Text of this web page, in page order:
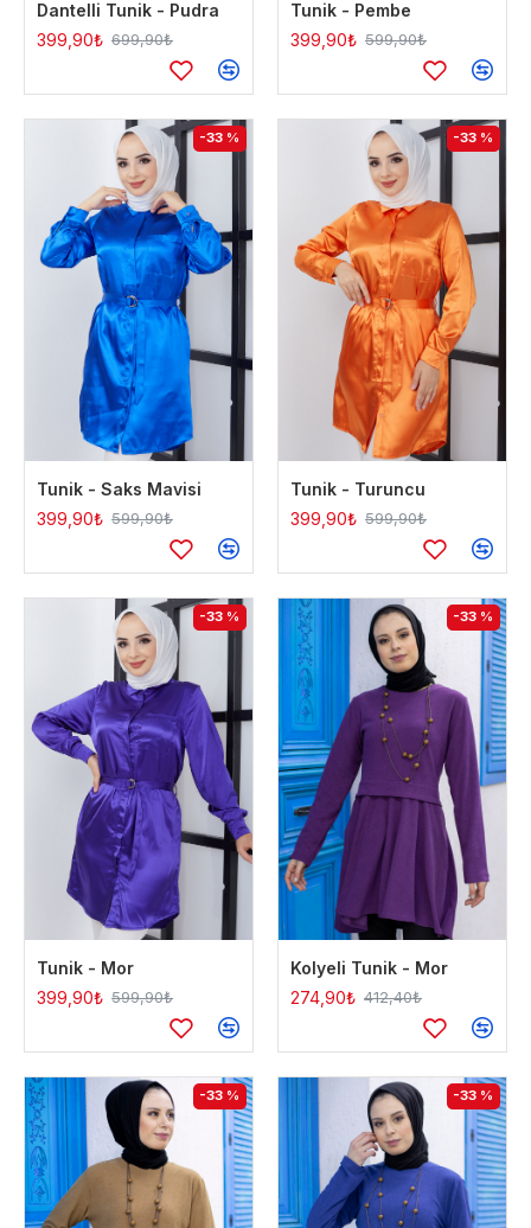
Dantelli Tunik - Pudra
399,90₺ 699,90₺
Tunik - Pembe
399,90₺ 599,90₺
-33 %
Tunik - Saks Mavisi
399,90₺ 599,90₺
-33 %
Tunik - Turuncu
399,90₺ 599,90₺
-33 %
Tunik - Mor
399,90₺ 599,90₺
-33 %
Kolyeli Tunik - Mor
274,90₺ 412,40₺
-33 % -33 %